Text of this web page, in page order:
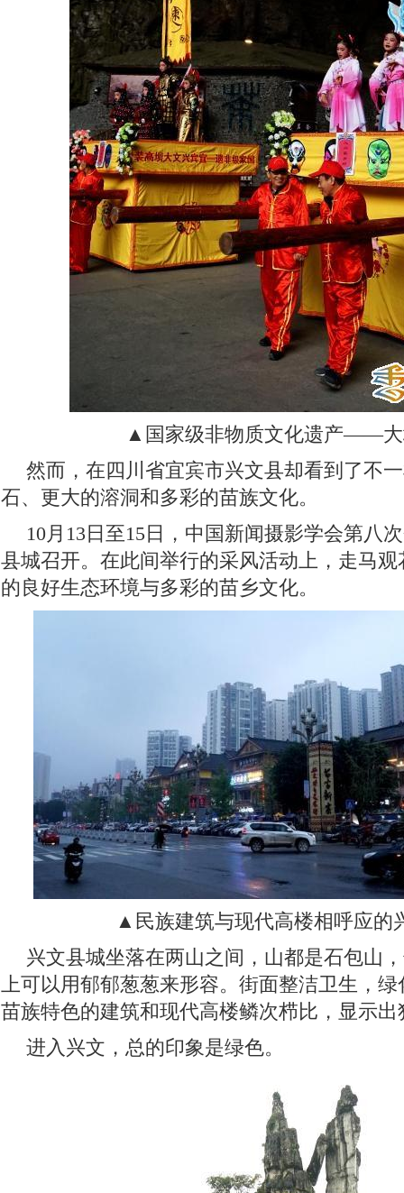
▲国家级非物质文化遗产——大
然而，在四川省宜宾市兴文县却看到了不
石、更大的溶洞和多彩的苗族文化。
10月13日至15日，中国新闻摄影学会第八
县城召开。在此间举行的采风活动上，走马
的良好生态环境与多彩的苗乡文化。
▲民族建筑与现代高楼相呼应的
兴文县城坐落在两山之间，山都是石包山
上可以用郁郁葱葱来形容。街面整洁卫生，
苗族特色的建筑和现代高楼鳞次栉比，显示
进入兴文，总的印象是绿色。